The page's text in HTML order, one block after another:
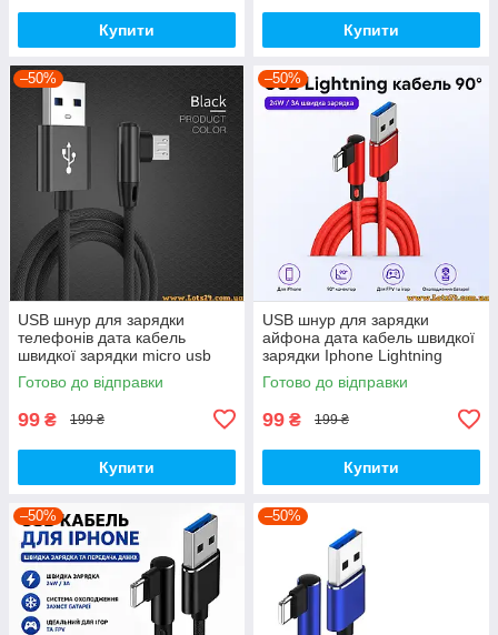
Купити Купити
–50%
USB шнур для зарядки
телефонів дата кабель
швидкої зарядки micro usb
кабель мікро юсб usb
перехідник подовжувач 90
Готово до відправки
99 ₴ 199 ₴
Купити
–50%
USB шнур для зарядки
айфона дата кабель швидкої
зарядки Iphone Lightning
кабель юсб usb перехідник
подовжувач 90 градусів usb
Готово до відправки
99 ₴ 199 ₴
Купити
–50% –50%